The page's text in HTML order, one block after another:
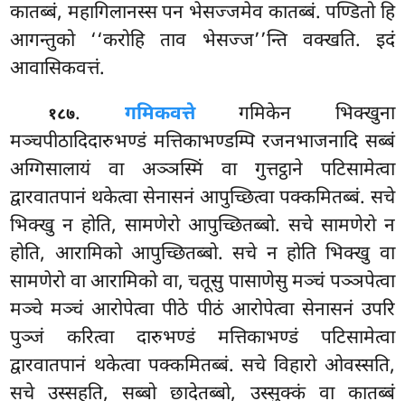
कातब्बं, महागिलानस्स पन भेसज्जमेव कातब्बं. पण्डितो हि
आगन्तुको ‘‘करोहि ताव भेसज्ज’’न्ति वक्खति. इदं
आवासिकवत्तं.
१८७. गमिकवत्तेगमिकेन भिक्खुना
मञ्चपीठादिदारुभण्डं मत्तिकाभण्डम्पि रजनभाजनादि सब्बं
अग्गिसालायं वा अञ्ञस्मिं वा गुत्तट्ठाने पटिसामेत्वा
द्वारवातपानं थकेत्वा सेनासनं आपुच्छित्वा पक्कमितब्बं. सचे
भिक्खु न होति, सामणेरो आपुच्छितब्बो. सचे सामणेरो न
होति, आरामिको आपुच्छितब्बो. सचे न होति भिक्खु वा
सामणेरो वा आरामिको वा, चतूसु पासाणेसु मञ्चं पञ्ञपेत्वा
मञ्चे मञ्चं आरोपेत्वा पीठे पीठं आरोपेत्वा सेनासनं उपरि
पुञ्जं करित्वा दारुभण्डं मत्तिकाभण्डं पटिसामेत्वा
द्वारवातपानं थकेत्वा पक्कमितब्बं. सचे विहारो ओवस्सति,
सचे उस्सहति, सब्बो छादेतब्बो, उस्सुक्कं वा कातब्बं